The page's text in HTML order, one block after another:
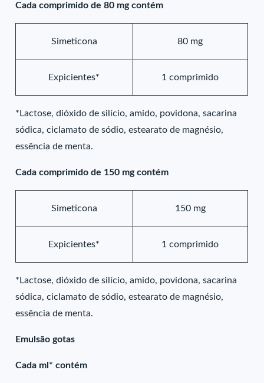
Cada comprimido de 80 mg contém
Simeticona 80 mg
Expicientes* 1 comprimido
*Lactose, dióxido de silício, amido, povidona, sacarina
sódica, ciclamato de sódio, estearato de magnésio,
essência de menta.
Cada comprimido de 150 mg contém
Simeticona 150 mg
Expicientes* 1 comprimido
*Lactose, dióxido de silício, amido, povidona, sacarina
sódica, ciclamato de sódio, estearato de magnésio,
essência de menta.
Emulsão gotas
Cada ml* contém